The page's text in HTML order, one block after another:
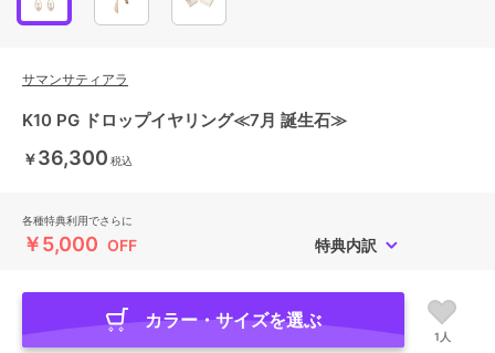
サマンサティアラ
K10 PG ドロップイヤリング≪7月 誕生石≫
￥36,300 税込
各種特典利用でさらに
￥5,000 OFF 特典内訳
カラー・サイズを選ぶ
1人